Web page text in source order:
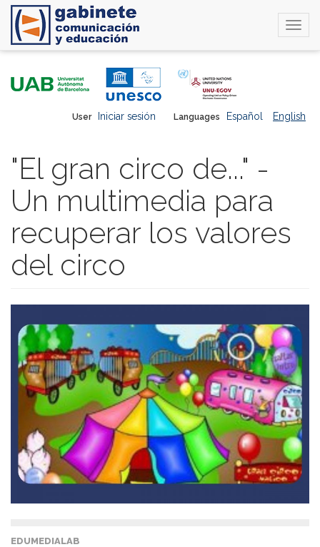
Languages Español English
User Iniciar sesión
"El gran circo de..." -
Un multimedia para
recuperar los valores
del circo
EDUMEDIALAB